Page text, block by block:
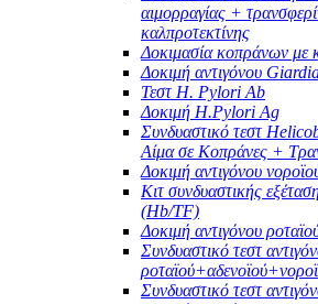
αιμορραγίας +
καλπροτεκτίνης
Δοκιμασία κοπράνων με
Δοκιμή αντιγόνου
Τεστ H. Pylori Ab
Δοκιμή H.Pylori Ag
Συνδυαστικό τεστ
Αίμα σε Κοπράνες +
Δοκιμή αντιγόνου
Κιτ συνδυαστικής
(Hb/TF)
Δοκιμή αντιγόνου
Συνδυαστικό τεστ
Συνδυαστικό τεστ